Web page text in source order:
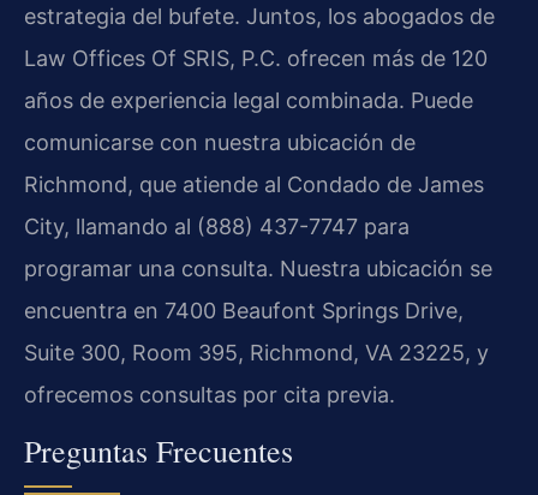
estrategia del bufete. Juntos, los abogados de
Law Offices Of SRIS, P.C. ofrecen más de 120
años de experiencia legal combinada. Puede
comunicarse con nuestra ubicación de
Richmond, que atiende al Condado de James
City, llamando al (888) 437-7747 para
programar una consulta. Nuestra ubicación se
encuentra en 7400 Beaufont Springs Drive,
Suite 300, Room 395, Richmond, VA 23225, y
ofrecemos consultas por cita previa.
Preguntas Frecuentes